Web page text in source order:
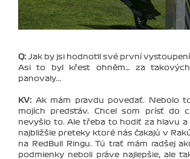
Q: Jak by jsi hodnotil své první vystoupení
Asi to byl křest ohněm… za
panovaly...
KV: Ak mám pravdu povedať. Nebolo
mojích predstáv. Chcel som prísť do
nevyšlo to. Ale třeba to hodiť za hlavu a
najbližšie preteky ktoré nás čakajú v
na RedBull Ringu. Tú trať mám radšej
podmienky neboli práve najlepšie, ale